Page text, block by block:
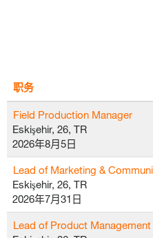
职务
Field Production Manager
Eskişehir, 26, TR
2026年8月5日
Lead of Marketing &
Eskişehir, 26, TR
2026年7月31日
Lead of Product